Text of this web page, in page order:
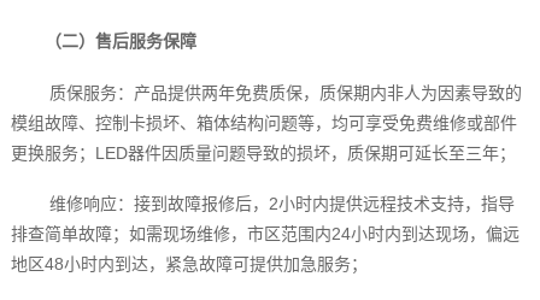
（二）售后服务保障
质保服务：产品提供两年免费质保，质保期内非人为因素导致的
模组故障、控制卡损坏、箱体结构问题等，均可享受免费维修或部件
更换服务；LED器件因质量问题导致的损坏，质保期可延长至三年；
维修响应：接到故障报修后，2小时内提供远程技术支持，指导
排查简单故障；如需现场维修，市区范围内24小时内到达现场，偏远
地区48小时内到达，紧急故障可提供加急服务；